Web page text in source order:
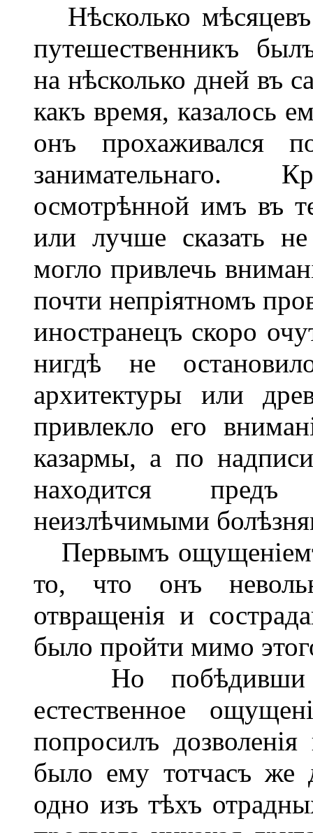
Нѣсколько мѣсяцевъ
путешественникъ
на нѣсколько дней въ
какъ время, казалось
онъ прохаживался
занимательнаго.
осмотрѣнной имъ въ
или лучше сказать
могло привлечь
почти непріятномъ
иностранецъ скоро
нигдѣ не
архитектуры или
привлекло его
казармы, а по
находится предъ
неизлѣчимыми
Первымъ
то, что онъ
отвращенія и
было пройти мимо
Но побѣдивши
естественное
попросилъ
было ему тотчасъ же
одно изъ тѣхъ